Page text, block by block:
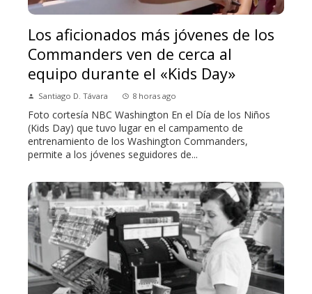
Los aficionados más jóvenes de los
Commanders ven de cerca al
equipo durante el «Kids Day»
Santiago D. Távara 8 horas ago
Foto cortesía NBC Washington En el Día de los Niños
(Kids Day) que tuvo lugar en el campamento de
entrenamiento de los Washington Commanders,
permite a los jóvenes seguidores de...